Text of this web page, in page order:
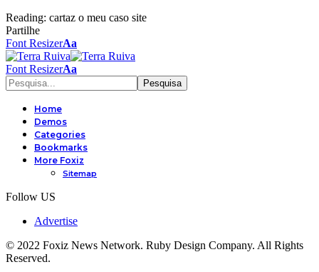
Reading: cartaz o meu caso site
Partilhe
Font ResizerAa
Font ResizerAa
Home
Demos
Categories
Bookmarks
More Foxiz
Sitemap
Follow US
Advertise
© 2022 Foxiz News Network. Ruby Design Company. All Rights
Reserved.